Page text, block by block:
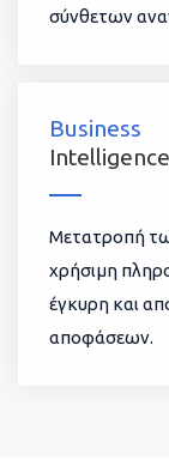
σύνθετων
Business
Μετατροπή
χρήσιμη
έγκυρη και
αποφάσεων.